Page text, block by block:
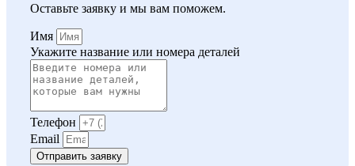
Оставьте заявку и мы вам поможем.
Имя
Укажите название или номера деталей
Телефон
Email
Отправить заявку